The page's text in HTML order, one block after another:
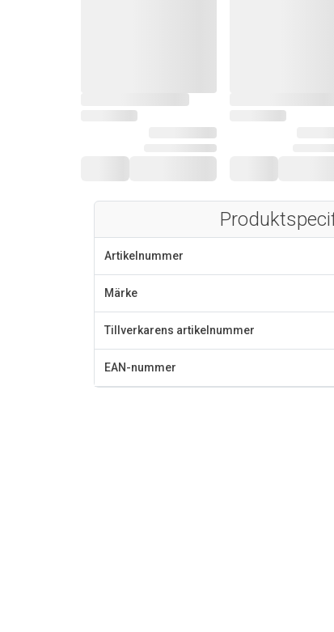
Artikelnummer
Märke
Tillverkarens artikelnummer
EAN-nummer